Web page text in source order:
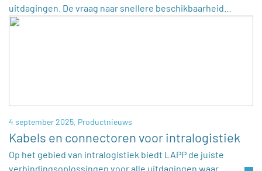
uitdagingen. De vraag naar snellere beschikbaarheid…
4 september 2025, Productnieuws
Kabels en connectoren voor intralogistiek
Op het gebied van intralogistiek biedt LAPP de juiste
verbindingsoplossingen voor alle uitdagingen waar…